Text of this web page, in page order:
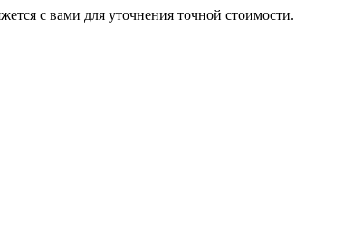
с вами для уточнения точной стоимости.